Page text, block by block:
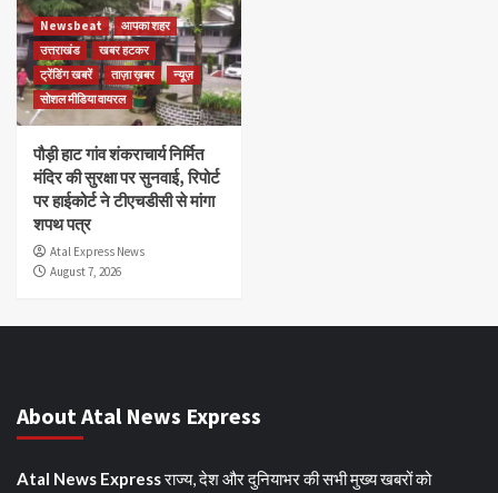
Newsbeat
आपका शहर
उत्तराखंड
खबर हटकर
ट्रेंडिंग खबरें
ताज़ा ख़बर
न्यूज़
सोशल मीडिया वायरल
पौड़ी हाट गांव शंकराचार्य निर्मित
मंदिर की सुरक्षा पर सुनवाई, रिपोर्ट
पर हाईकोर्ट ने टीएचडीसी से मांगा
शपथ पत्र
Atal Express News
August 7, 2026
About Atal News Express
Atal News Expressराज्य, देश और दुनियाभर की सभी मुख्य खबरों को